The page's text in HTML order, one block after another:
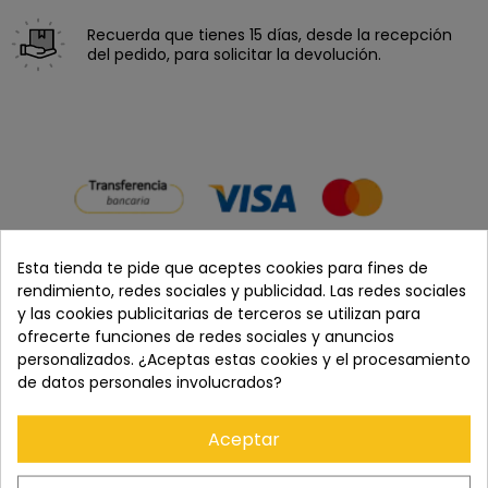
Recuerda que tienes 15 días, desde la recepción
del pedido, para solicitar la devolución.
Cómpralo con
Esta tienda te pide que aceptes cookies para fines de
rendimiento, redes sociales y publicidad. Las redes sociales
y las cookies publicitarias de terceros se utilizan para
ofrecerte funciones de redes sociales y anuncios
personalizados. ¿Aceptas estas cookies y el procesamiento
de datos personales involucrados?
Aceptar